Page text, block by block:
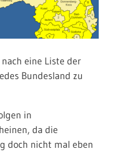
eine Liste der
Bundesland zu
in
da die
doch nicht mal eben